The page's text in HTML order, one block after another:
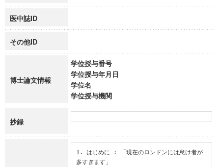
医中誌ID
その他ID
博士論文情報
学位授与番号
学位授与年月日
学位名
学位授与機関
抄録
1. はじめに : 「現在のロンドンには怠け者が
多すぎます」